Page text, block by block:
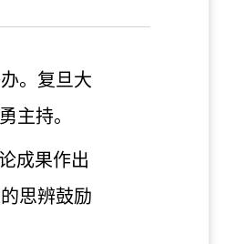
。复旦大
主持。
成果作出
思辨鼓励